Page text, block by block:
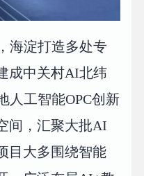
海淀打造多处专
成中关村AI北纬
人工智能OPC创新
间，汇聚大批AI
目大多围绕智能